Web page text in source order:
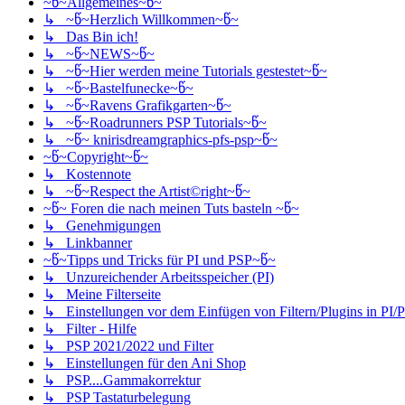
↳ ~წ~Herzlich Willkommen~წ~
↳ Das Bin ich!
↳ ~წ~NEWS~წ~
↳ ~წ~Hier werden meine Tutorials gestestet~წ~
↳ ~წ~Bastelfunecke~წ~
↳ ~წ~Ravens Grafikgarten~წ~
↳ ~წ~Roadrunners PSP Tutorials~წ~
↳ ~წ~ knirisdreamgraphics-pfs-psp~წ~
~წ~Copyright~წ~
↳ Kostennote
↳ ~წ~Respect the Artist©right~წ~
~წ~ Foren die nach meinen Tuts basteln ~წ~
↳ Genehmigungen
↳ Linkbanner
~წ~Tipps und Tricks für PI und PSP~წ~
↳ Unzureichender Arbeitsspeicher (PI)
↳ Meine Filterseite
↳ Einstellungen vor dem Einfügen von Filtern/Plugins in PI/
↳ Filter - Hilfe
↳ PSP 2021/2022 und Filter
↳ Einstellungen für den Ani Shop
↳ PSP....Gammakorrektur
↳ PSP Tastaturbelegung